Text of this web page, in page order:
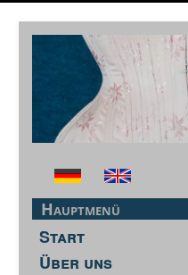
Hauptmenü
Start
Über uns